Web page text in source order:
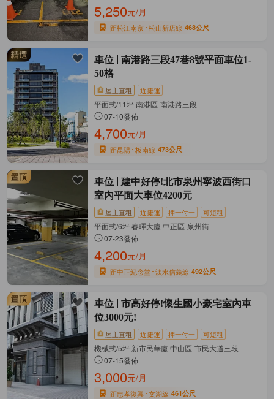
5,250元/月
距松江南京 松山新店線 468公尺
車位
南港路三段47巷8號平面車位1-
50格
屋主直租 近捷運
平面式/11坪 南港區-南港路三段
07-10發佈
4,700元/月
距昆陽 板南線 473公尺
車位
建中好停!北市泉州寧波西街口
室內平面大車位4200元
屋主直租 近捷運 押一付一 可短租
平面式/6坪 春暉大廈 中正區-泉州街
07-23發佈
4,200元/月
距中正紀念堂 淡水信義線 492公尺
車位
市高好停!懷生國小豪宅室內車
位3000元!
屋主直租 近捷運 押一付一 可短租
機械式/5坪 新市民華廈 中山區-市民大道三段
07-15發佈
3,000元/月
距忠孝復興 文湖線 461公尺